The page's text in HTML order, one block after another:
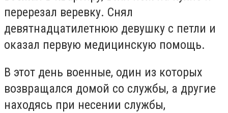
перерезал веревку. Снял
девятнадцатилетнюю девушку с петли и
оказал первую медицинскую помощь.
В этот день военные, один из которых
возвращался домой со службы, а другие
находясь при несении службы,